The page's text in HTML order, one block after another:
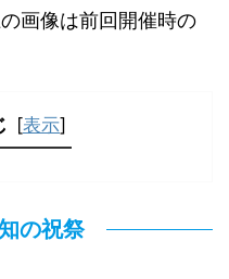
画像は前回開催時の
[表示]
の祝祭